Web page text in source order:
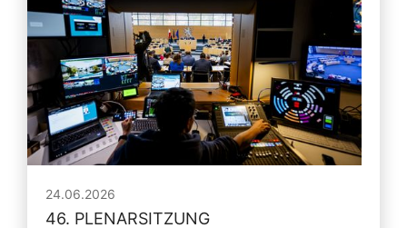
24.06.2026
46. PLENARSITZUNG